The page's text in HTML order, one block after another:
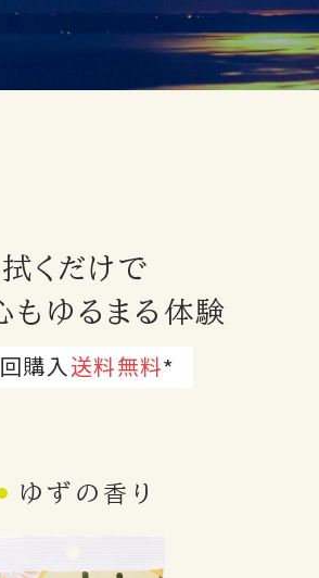
拭くだけで
もゆるまる体験
購入送料無料*
ゆず の 香り